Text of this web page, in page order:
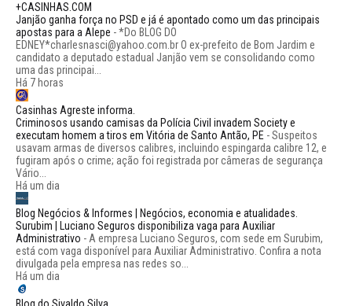
+CASINHAS.COM
Janjão ganha força no PSD e já é apontado como um das principais
apostas para a Alepe -*Do BLOG DO
EDNEY*charlesnasci@yahoo.com.br O ex-prefeito de Bom Jardim e
candidato a deputado estadual Janjão vem se consolidando como
uma das principai...
Há 7 horas
Casinhas Agreste informa.
Criminosos usando camisas da Polícia Civil invadem Society e
executam homem a tiros em Vitória de Santo Antão, PE -Suspeitos
usavam armas de diversos calibres, incluindo espingarda calibre 12, e
fugiram após o crime; ação foi registrada por câmeras de segurança
Vário...
Há um dia
Blog Negócios & Informes | Negócios, economia e atualidades.
Surubim | Luciano Seguros disponibiliza vaga para Auxiliar
Administrativo - A empresa Luciano Seguros, com sede em Surubim,
está com vaga disponível para Auxiliar Administrativo. Confira a nota
divulgada pela empresa nas redes so...
Há um dia